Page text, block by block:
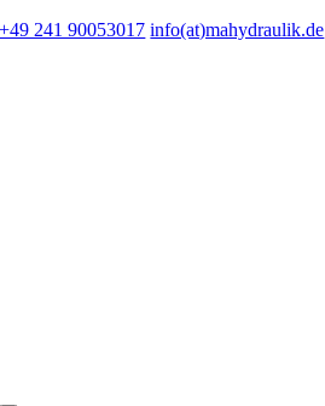
Zum
+49 241 90053017 info(at)mahydraulik.de